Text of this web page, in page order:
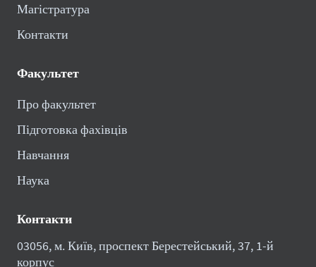
Магістратура
Контакти
Факультет
Про факультет
Підготовка фахівців
Навчання
Наука
Контакти
03056, м. Київ, проспект Берестейський, 37, 1-й
корпус